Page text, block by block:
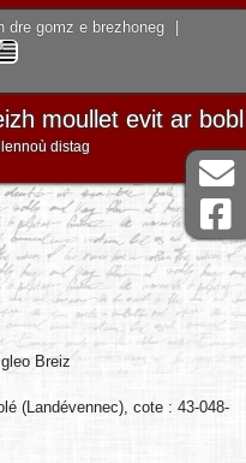
dre gomz e brezhoneg
moullet evit ar bobl
distag
Breiz
(Landévennec), cote : 43-048-